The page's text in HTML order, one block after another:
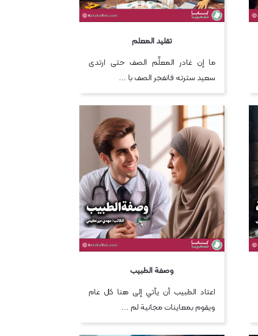
تقليد المعلم
ما إن غادر المعلِّم الصف حتى ارتدى
سعيد سترته فانفجر الصف با ...
وصفة الطبيب
اعتاد الطبيب أن يأتي إلى هنا كل عام
ويقوم بمعاينات مجانية لم ...